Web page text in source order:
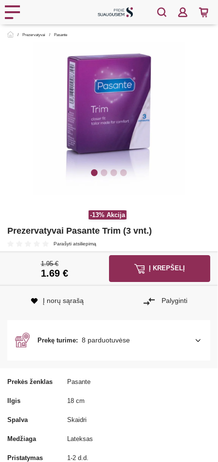
Prezervatyvai Pasante
-13% Akcija
Prezervatyvai Pasante Trim (3 vnt.)
Parašyti atsiliepimą
Prekės ženklas Pasante
Ilgis 18 cm
Spalva Skaidri
Medžiaga Lateksas
Pristatymas 1-2 d.d.
1.95 €
1.69€ Į KREPŠELĮ
Į norų sąrašą Palyginti
Prekę turime: 8 parduotuvėse